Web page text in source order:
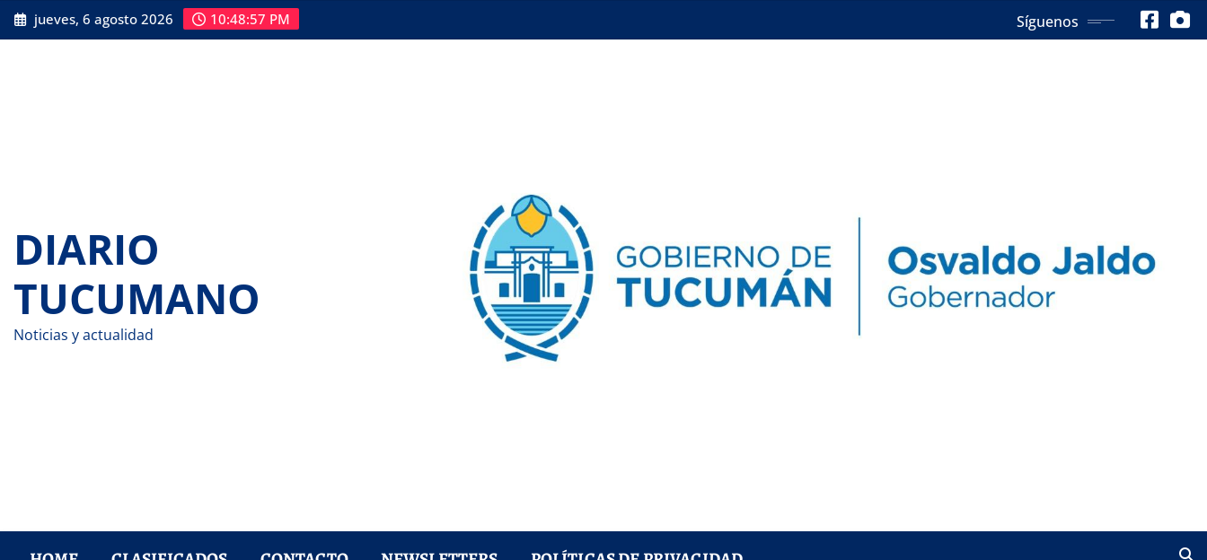
Saltar
al
jueves, 6 agosto 2026 10:48:58 PM Síguenos
DIARIO
TUCUMANO
Noticias y actualidad